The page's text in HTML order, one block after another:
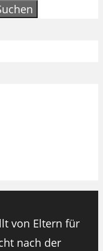
von Eltern für
nach der